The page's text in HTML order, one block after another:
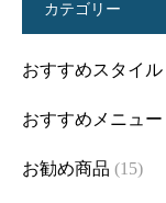
カテゴリー
おすすめスタイル
おすすめメニュー
お勧め商品 (15)